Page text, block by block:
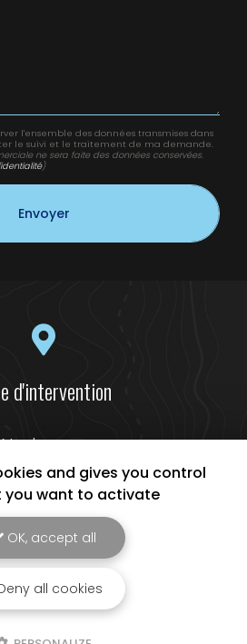
l'ensemble des données transmises dans
le suivi et le traitement de ma demande.
ne sera faite des données conservées.
)
d'intervention
Narbonne
Béziers
Corbières
le secteur...
de panneaux solaires à Narbonne
Liens utiles
and gives you control
you want to activate
OK, accept all
all cookies